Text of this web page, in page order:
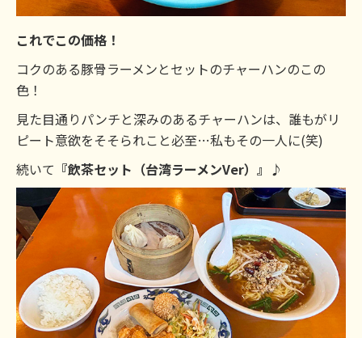
これでこの価格！
コクのある豚骨ラーメンとセットのチャーハンのこの
色！
見た目通りパンチと深みのあるチャーハンは、誰もがリ
ピート意欲をそそられこと必至…私もその一人に(笑)
続いて 『飲茶セット（台湾ラーメンVer）』 ♪